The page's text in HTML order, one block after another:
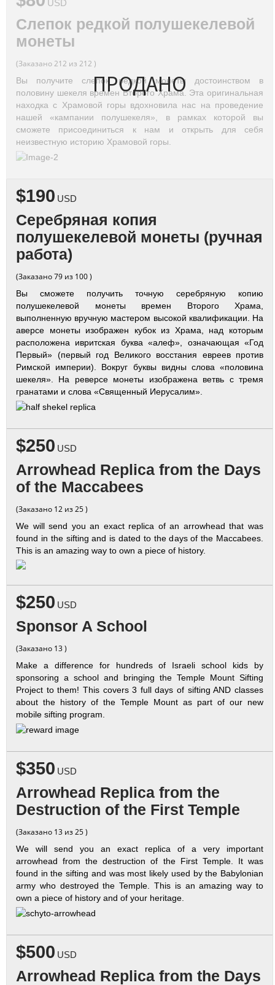
ПРОДАНО
USD
Слепок редкой полушекелевой
монеты
(Заказано 212 из 212 )
Вы получите слепок редкой монеты достоинством в
половину шекеля времен Второго Храма. Эта оригинальная
находка с Храмовой горы вдохновила нас на проведение
нашей «кампании полушекеля», в рамках которой вы
сможете присоединиться к нам и открыть для себя
неизвестную историю Храмовой горы.
$190 USD
Серебряная копия
полушекелевой монеты (ручная
работа)
(Заказано 79 из 100 )
Вы сможете получить точную серебряную копию
полушекелевой монеты времен Второго Храма,
выполненную вручную мастером высокой квалификации. На
аверсе монеты изображен кубок из Храма, над которым
расположена ивритская буква «алеф», означающая «Год
Первый» (первый год Великого восстания евреев против
Римской империи). Вокруг буквы видны слова «половина
шекеля». На реверсе монеты изображена ветвь с тремя
гранатами и слова «Священный Иерусалим».
$250 USD
Arrowhead Replica from the Days
of the Maccabees
(Заказано 12 из 25 )
We will send you an exact replica of an arrowhead that was
found in the sifting and is dated to the days of the Maccabees.
This is an amazing way to own a piece of history.
$250 USD
Sponsor A School
(Заказано 13 )
Make a difference for hundreds of Israeli school kids by
sponsoring a school and bringing the Temple Mount Sifting
Project to them! This covers 3 full days of sifting AND classes
about the history of the Temple Mount as part of our new
mobile sifting program.
$350 USD
Arrowhead Replica from the
Destruction of the First Temple
(Заказано 13 из 25 )
We will send you an exact replica of a very important
arrowhead from the destruction of the First Temple. It was
found in the sifting and was most likely used by the Babylonian
army who destroyed the Temple. This is an amazing way to
own a piece of history and of your heritage.
$500 USD
Arrowhead Replica from the Days